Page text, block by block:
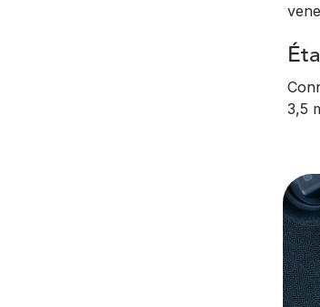
3,5